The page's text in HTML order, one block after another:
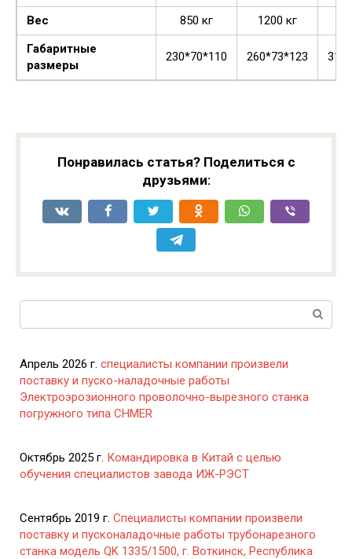
Вес 850 кг 1200 кг
Габаритные
размеры
230*70*110 260*73*123
Понравилась статья? Поделиться с
друзьями:
Апрель 2026 г. специалисты компании произвели
поставку и пуско-наладочные работы
Электроэрозионного проволочно-вырезного станка
погружного типа CHMER
Октябрь 2025 г. Командировка в Китай с целью
обучения специалистов завода ИЖ-РЭСТ
Сентябрь 2019 г. Специалисты компании произвели
поставку и пусконаладочные работы трубонарезного
станка модель QK 1335/1500, г. Воткинск, Республика